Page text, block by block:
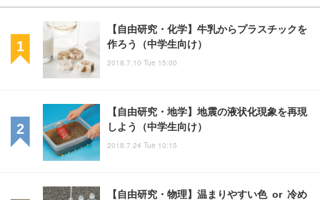
【自由研究・化学】牛乳からプラスチックを
作ろう（中学生向け）
2018.7.10 Tue 15:00
【自由研究・地学】地震の液状化現象を再現
しよう（中学生向け）
2018.7.24 Tue 10:15
【自由研究・物理】温まりやすい色 or 冷め